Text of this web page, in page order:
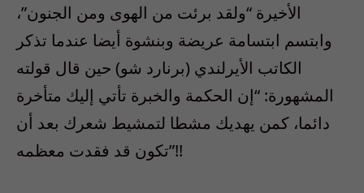
الأخيرة “ولقد برئت من الهوى ومن الجنون”،
وابتسم ابتسامة عريضة وبنشوة أيضا عندما تذكر
الكاتب الأيرلندي (برنارد شو) حين قال قولته
المشهورة: “إن الحكمة والخبرة تأتي إليك متأخرة
دائما، كمن يهديك مشطا لتمشيط شعرك بعد أن
تكون قد فقدت معظمه”!!